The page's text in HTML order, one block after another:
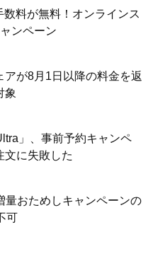
数料が無料！オンラインス
ンペーン
アが8月1日以降の料金を返
象
」、事前予約キャンペ
文に失敗した
量おためしキャンペーンの
可